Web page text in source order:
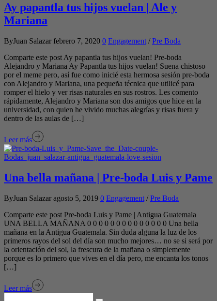
Ay papantla tus hijos vuelan | Ale y
Mariana
ByJuan Salazar febrero 7, 2020 0 Engagement /Pre Boda
Comparte este post Ay papantla tus hijos vuelan! Pre-boda
Alejandro y Mariana Ay Papantla tus hijos vuelan! Suena chistoso
por el meme pero, así fue como inicié esta hermosa sesión pre-boda
con Alejandro y Mariana, una pequeña técnica que utilicé para
romper el hielo y ver risas naturales en sus rostros. Les comento
rápidamente, Alejandro y Mariana son dos amigos que hice en la
universidad, con quien he vivido muchas alegrías y risas fuera y
dentro de las aulas de […]
Leer más
Una bella mañana | Pre-boda Luis y Pame
ByJuan Salazar agosto 5, 2019 0 Engagement /Pre Boda
Comparte este post Pre-boda Luis y Pame | Antigua Guatemala
UNA BELLA MAÑANA 0 0 0 0 0 0 0 0 0 0 0 0 0 0 Una bella
mañana en la Antigua Guatemala. Sin duda alguna la luz de los
primeros rayos del sol del día son mucho mejores… no se si será por
la orientación del sol, la frescura de la mañana o simplemente
porque es lo primero que vives en el día pero, me encanta los tonos
[…]
Leer más